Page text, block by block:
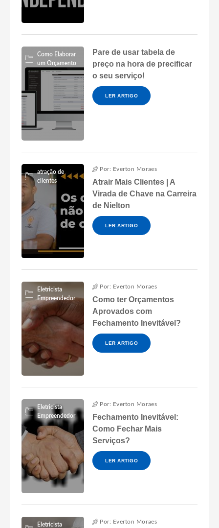
Como Elaborar
um Orçamento
Pare de usar tabela de
preço na hora de precificar
o seu serviço!
LER ARTIGO
atração de
clientes
Por: Everton Moraes
Atrair Mais Clientes | A
Virada de Chave na Carreira
de Nielton
LER ARTIGO
Eletricista
Empreendedor
Por: Everton Moraes
Como ter Orçamentos
Aprovados com
Fechamento Inevitável?
LER ARTIGO
Eletricista
Empreendedor
Por: Everton Moraes
Fechamento Inevitável:
Como Fechar Mais
Serviços?
LER ARTIGO
Eletricista
Por: Everton Moraes